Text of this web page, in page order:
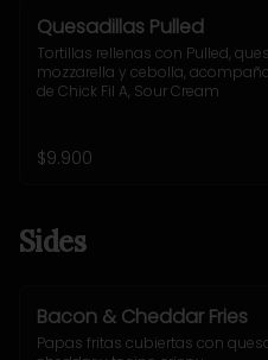
Quesadillas Pulled
Tortillas rellenas con Pulled,
mozzarella y cebolla,
de Chick Fil A, Sour Cream
$9.900
Sides
Bacon & Cheddar Fries
Papas fritas cubiertas con